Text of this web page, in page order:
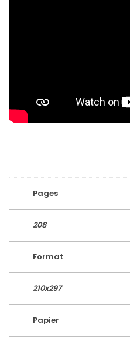
Pages
208
Format
210x297
Papier